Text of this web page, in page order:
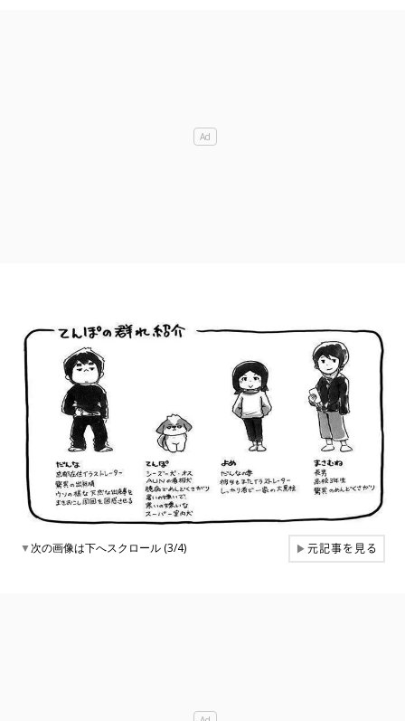
▼次の画像は下へスクロール (3/4) ▶元記事を見る